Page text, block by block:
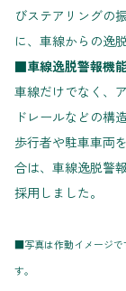
びステアリングの
に、車線からの逸
■車線逸脱警報機
車線だけでなく、
ドレールなどの構
歩行者や駐車車両
合は、車線逸脱警
採用しました。
■写真は作動イメージ
す。